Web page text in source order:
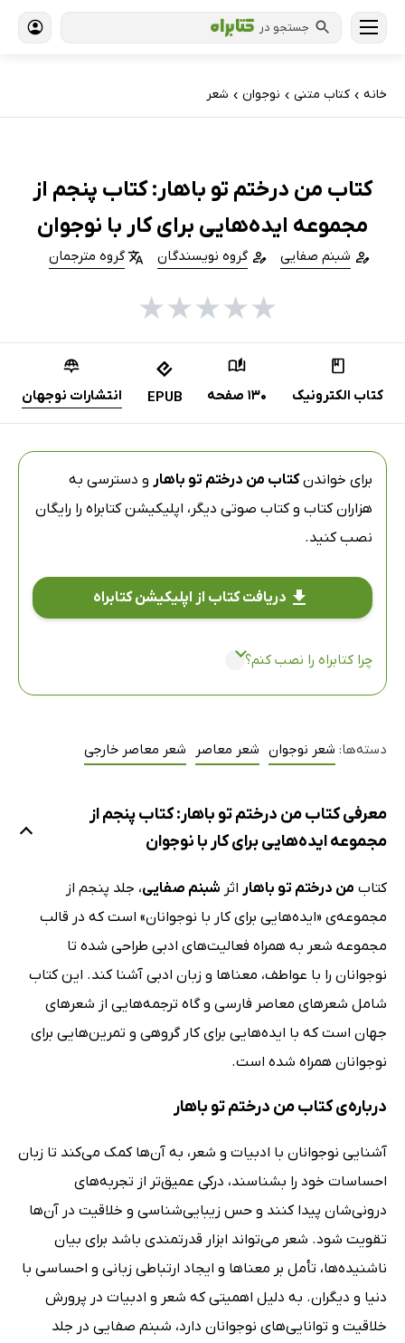
جستجو در
خانه › کتاب‌ متنی › نوجوان › شعر
کتاب من درختم تو باهار: کتاب پنجم از
مجموعه ایده‌هایی برای کار با نوجوان
شبنم صفایی گروه نویسندگان گروه مترجمان
★
★
★
★
★
کتاب الکترونیک 130 صفحه EPUB انتشارات نوجهان
برای خواندنکتاب من درختم تو باهار و دسترسی به
هزاران کتاب و کتاب صوتی دیگر، اپلیکیشن کتابراه را رایگان
نصب کنید.
دریافت کتاب از اپلیکیشن کتابراه
چرا کتابراه را نصب کنم؟
دسته‌ها: شعر نوجوان شعر معاصر شعر معاصر خارجی
معرفی کتاب من درختم تو باهار: کتاب پنجم از
مجموعه ایده‌هایی برای کار با نوجوان
کتاب من درختم تو باهار اثر شبنم صفایی، جلد پنجم از
مجموعه‌ی «ایده‌هایی برای کار با نوجوانان» است که در قالب
مجموعه شعر به همراه فعالیت‌های ادبی طراحی شده تا
نوجوانان را با عواطف، معناها و زبان ادبی آشنا کند. این کتاب
شامل شعرهای معاصر فارسی و گاه ترجمه‌هایی از شعرهای
جهان است که با ایده‌هایی برای کار گروهی و تمرین‌هایی برای
نوجوانان همراه شده است.
درباره‌ی کتاب من درختم تو باهار
آشنایی نوجوانان با ادبیات و شعر، به آن‌ها کمک می‌کند تا زبان
احساسات خود را بشناسند، درکی عمیق‌تر از تجربه‌های
درونی‌شان پیدا کنند و حس زیبایی‌شناسی و خلاقیت در آن‌ها
تقویت شود. شعر می‌تواند ابزار قدرتمندی باشد برای بیان
ناشنیده‌ها، تأمل بر معناها و ایجاد ارتباطی زبانی و احساسی با
دنیا و دیگران. به دلیل اهمیتی که شعر و ادبیات در پرورش
خلاقیت و توانایی‌های نوجوانان دارد، شبنم صفایی در جلد